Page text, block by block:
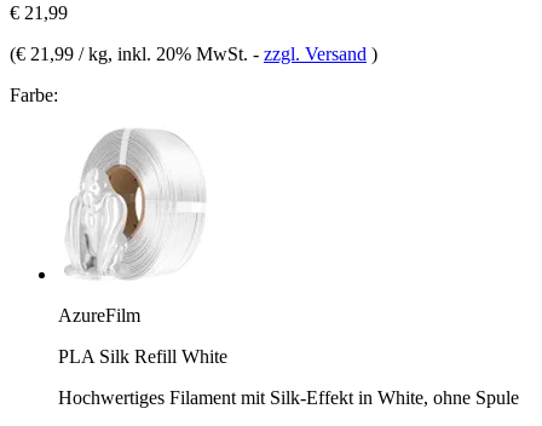
€ 21,99
(€ 21,99 / kg, inkl. 20% MwSt. - zzgl. Versand )
Farbe:
AzureFilm
PLA Silk Refill White
Hochwertiges Filament mit Silk-Effekt in White, ohne Spule